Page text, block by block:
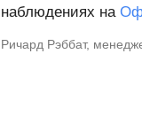
наблюдениях на
Ричард Рэббат,